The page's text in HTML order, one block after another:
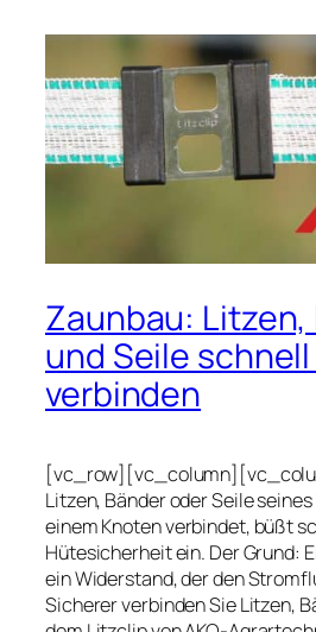
Zaunbau: Litzen,
und Seile
verbinden
Litzen, Bänder oder Seile
einem Knoten verbindet, büßt
Hütesicherheit ein. Der Grund:
ein Widerstand, der den
Sicherer verbinden Sie Litzen,